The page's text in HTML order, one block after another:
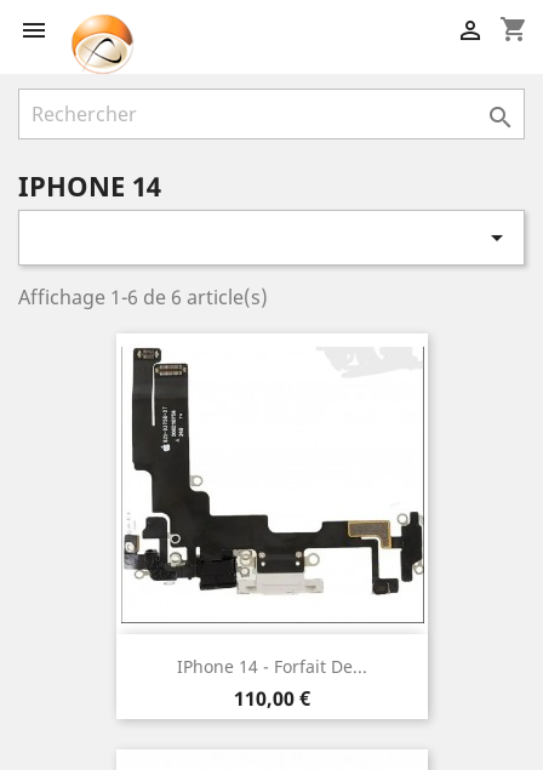
 shopping_cart


IPHONE 14

Affichage 1-6 de 6 article(s)
IPhone 14 - Forfait De...
Prix
110,00 €